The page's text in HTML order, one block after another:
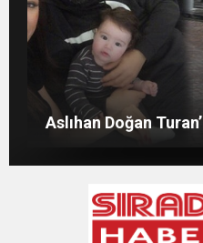
Evlat mücadelesi veren baba: “Biz
ağlarken HDP’liler düğün yapıyor”
Aslıhan Doğan
Merve